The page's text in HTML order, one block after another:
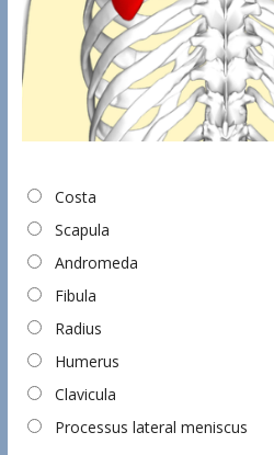
Costa
Scapula
Andromeda
Fibula
Radius
Humerus
Clavicula
Processus lateral meniscus